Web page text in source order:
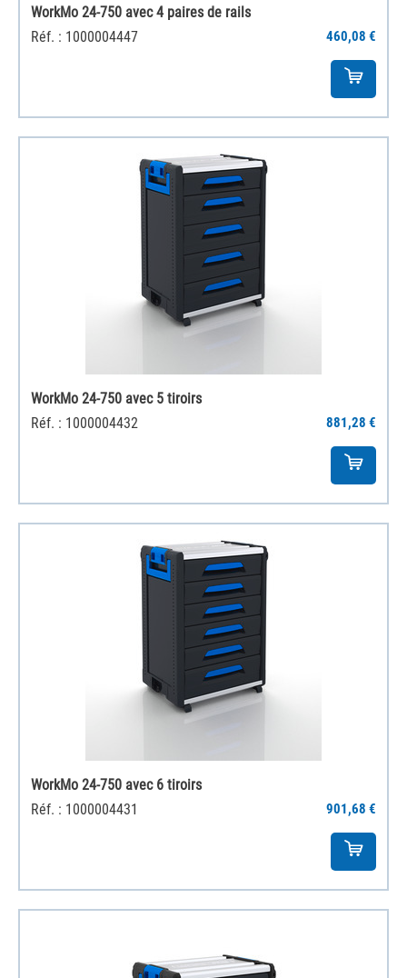
WorkMo 24-750 avec 4 paires de rails
Réf. : 1000004447
460,08 €
WorkMo 24-750 avec 5 tiroirs
Réf. : 1000004432
881,28 €
WorkMo 24-750 avec 6 tiroirs
Réf. : 1000004431
901,68 €